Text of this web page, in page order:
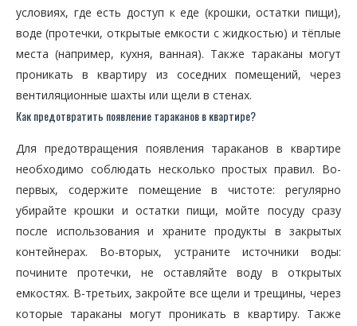
условиях, где есть доступ к еде (крошки, остатки пищи),
воде (протечки, открытые емкости с жидкостью) и тёплые
места (например, кухня, ванная). Также тараканы могут
проникать в квартиру из соседних помещений, через
вентиляционные шахты или щели в стенах.
Как предотвратить появление тараканов в квартире?
Для предотвращения появления тараканов в квартире
необходимо соблюдать несколько простых правил. Во-
первых, содержите помещение в чистоте: регулярно
убирайте крошки и остатки пищи, мойте посуду сразу
после использования и храните продукты в закрытых
контейнерах. Во-вторых, устраните источники воды:
почините протечки, не оставляйте воду в открытых
емкостях. В-третьих, закройте все щели и трещины, через
которые тараканы могут проникать в квартиру. Также